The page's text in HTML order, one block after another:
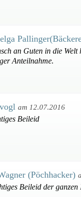
an Guten in die
Anteilnahme.
am 12.07.2016
Beileid
(Pöchhacker)
Beileid der